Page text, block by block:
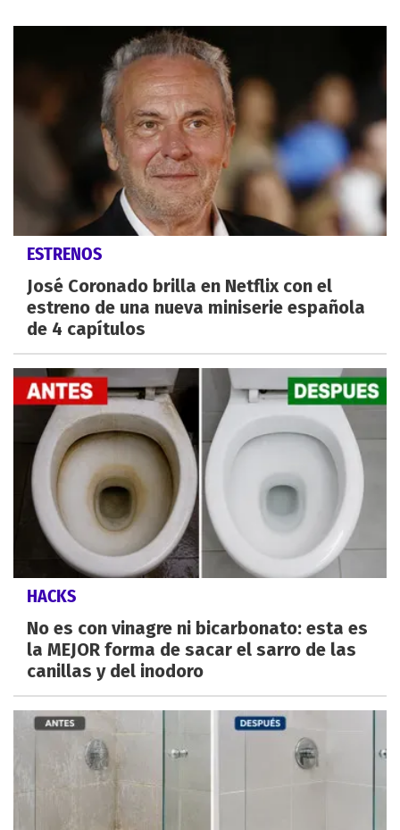
ESTRENOS
José Coronado brilla en Netflix con el
estreno de una nueva miniserie española
de 4 capítulos
HACKS
No es con vinagre ni bicarbonato: esta es
la MEJOR forma de sacar el sarro de las
canillas y del inodoro